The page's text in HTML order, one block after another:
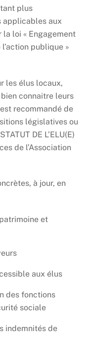
plus
applicables aux
loi « Engagement
publique »
les élus locaux,
connaitre leurs
recommandé de
législatives ou
DE L’ELU(E)
de l’Association
à jour, en
et
aux élus
des fonctions
sociale
indemnités de